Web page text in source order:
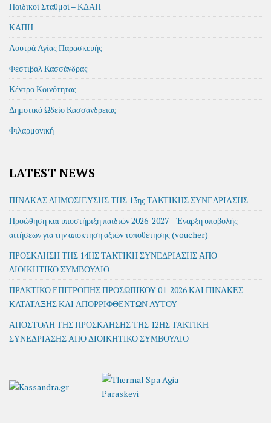
Παιδικοί Σταθμοί – ΚΔΑΠ
ΚΑΠΗ
Λουτρά Αγίας Παρασκευής
Φεστιβάλ Κασσάνδρας
Κέντρο Κοινότητας
Δημοτικό Ωδείο Κασσάνδρειας
Φιλαρμονική
LATEST NEWS
ΠΙΝΑΚΑΣ ΔΗΜΟΣΙΕΥΣΗΣ ΤΗΣ 13ης ΤΑΚΤΙΚΗΣ ΣΥΝΕΔΡΙΑΣΗΣ
Προώθηση και υποστήριξη παιδιών 2026-2027 – Έναρξη υποβολής
αιτήσεων για την απόκτηση αξιών τοποθέτησης (voucher)
ΠΡΟΣΚΛΗΣΗ ΤΗΣ 14ΗΣ ΤΑΚΤΙΚΗ ΣΥΝΕΔΡΙΑΣΗΣ ΑΠΟ
ΔΙΟΙΚΗΤΙΚΟ ΣΥΜΒΟΥΛΙΟ
ΠΡΑΚΤΙΚΟ ΕΠΙΤΡΟΠΗΣ ΠΡΟΣΩΠΙΚΟΥ 01-2026 ΚΑΙ ΠΙΝΑΚΕΣ
ΚΑΤΑΤΑΞΗΣ ΚΑΙ ΑΠΟΡΡΙΦΘΕΝΤΩΝ ΑΥΤΟΥ
ΑΠΟΣΤΟΛΗ ΤΗΣ ΠΡΟΣΚΛΗΣΗΣ ΤΗΣ 12ΗΣ ΤΑΚΤΙΚΗ
ΣΥΝΕΔΡΙΑΣΗΣ ΑΠΟ ΔΙΟΙΚΗΤΙΚΟ ΣΥΜΒΟΥΛΙΟ